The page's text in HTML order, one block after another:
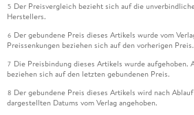
5 Der Preisvergleich bezieht sich auf die
Herstellers.
6 Der gebundene Preis dieses Artikels wurde vom
Preissenkungen beziehen sich auf den vorherigen Preis.
7 Die Preisbindung dieses Artikels wurde aufgehoben.
beziehen sich auf den letzten gebundenen Preis.
8 Der gebundene Preis dieses Artikels wird nach
dargestellten Datums vom Verlag angehoben.